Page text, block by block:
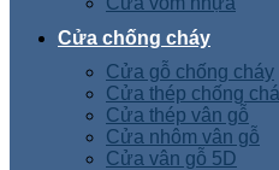
Cửa chống cháy
Cửa gỗ chống cháy
Cửa thép chống
Cửa thép vân gỗ
Cửa nhôm vân gỗ
Cửa vân gỗ 5D